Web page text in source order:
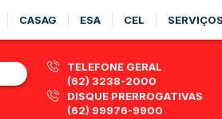
CASAG ESA CEL SERVIÇOS
TELEFONE GERAL
(62) 3238-2000
DISQUE PRERROGATIVAS
(62) 99976-9900